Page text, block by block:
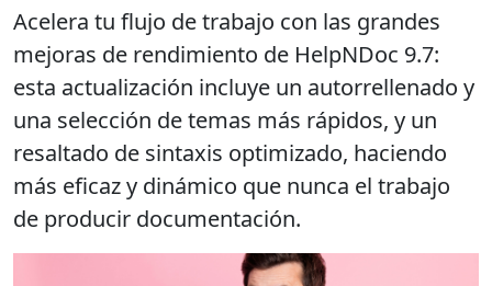
Acelera tu flujo de trabajo con las grandes
mejoras de rendimiento de HelpNDoc 9.7:
esta actualización incluye un autorrellenado y
una selección de temas más rápidos, y un
resaltado de sintaxis optimizado, haciendo
más eficaz y dinámico que nunca el trabajo
de producir documentación.